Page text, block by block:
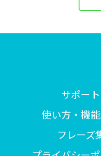
サポート
使い方・機
フレーズ